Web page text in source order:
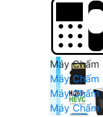
Máy Chấm
Máy
Máy Chấm
Máy